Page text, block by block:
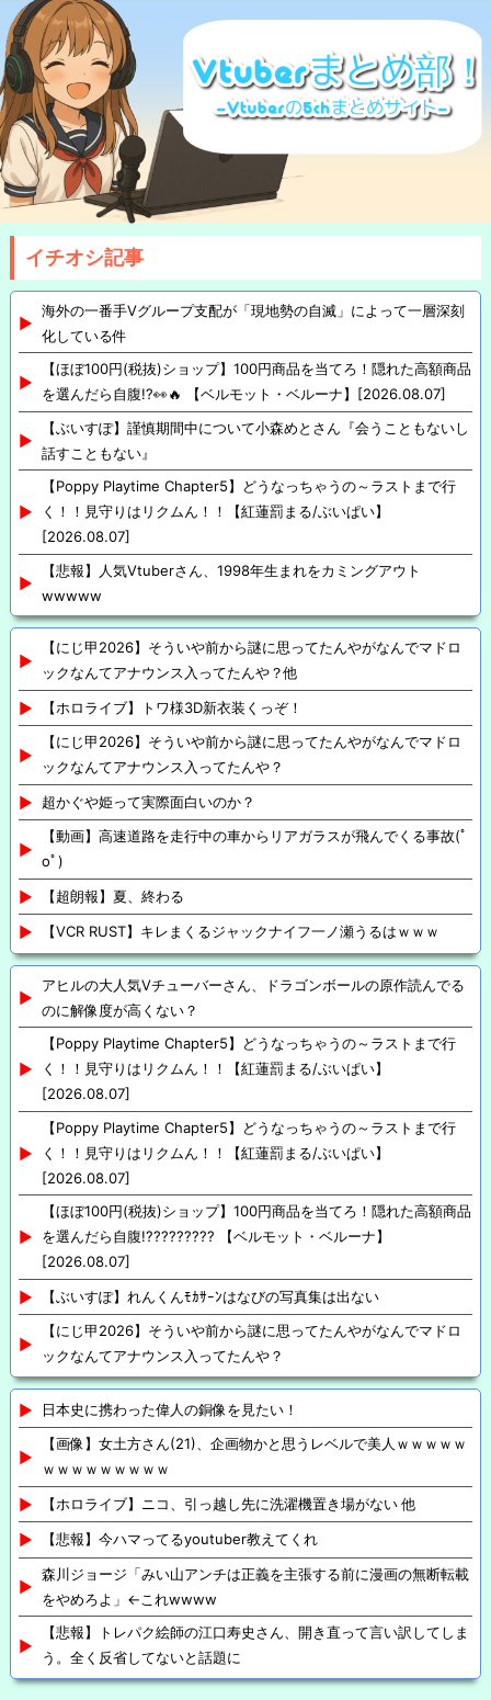
イチオシ記事
海外の一番手Vグループ支配が「現地勢の自滅」によって一層深刻
化している件
【ほぼ100円(税抜)ショップ】100円商品を当てろ！隠れた高額商品
を選んだら自腹!?👀🔥 【ベルモット・ベルーナ】[2026.08.07]
【ぶいすぽ】謹慎期間中について小森めとさん『会うこともないし
話すこともない』
【Poppy Playtime Chapter5】どうなっちゃうの～ラストまで行
く！！見守りはリクムん！！【紅蓮罰まる/ぶいぱい】
[2026.08.07]
【悲報】人気Vtuberさん、1998年生まれをカミングアウト
wwwww
【にじ甲2026】そういや前から謎に思ってたんやがなんでマドロ
ックなんてアナウンス入ってたんや？他
【ホロライブ】トワ様3D新衣装くっぞ！
【にじ甲2026】そういや前から謎に思ってたんやがなんでマドロ
ックなんてアナウンス入ってたんや？
超かぐや姫って実際面白いのか？
【動画】高速道路を走行中の車からリアガラスが飛んでくる事故(ﾟ
oﾟ)
【超朗報】夏、終わる
【VCR RUST】キレまくるジャックナイフ一ノ瀬うるはｗｗｗ
アヒルの大人気Vチューバーさん、ドラゴンボールの原作読んでる
のに解像度が高くない？
【Poppy Playtime Chapter5】どうなっちゃうの～ラストまで行
く！！見守りはリクムん！！【紅蓮罰まる/ぶいぱい】
[2026.08.07]
【Poppy Playtime Chapter5】どうなっちゃうの～ラストまで行
く！！見守りはリクムん！！【紅蓮罰まる/ぶいぱい】
[2026.08.07]
【ほぼ100円(税抜)ショップ】100円商品を当てろ！隠れた高額商品
を選んだら自腹!????????? 【ベルモット・ベルーナ】
[2026.08.07]
【ぶいすぽ】れんくんﾓｶｻｰﾝはなびの写真集は出ない
【にじ甲2026】そういや前から謎に思ってたんやがなんでマドロ
ックなんてアナウンス入ってたんや？
日本史に携わった偉人の銅像を見たい！
【画像】女土方さん(21)、企画物かと思うレベルで美人ｗｗｗｗｗ
ｗｗｗｗｗｗｗｗｗ
【ホロライブ】ニコ、引っ越し先に洗濯機置き場がない 他
【悲報】今ハマってるyoutuber教えてくれ
森川ジョージ「みい山アンチは正義を主張する前に漫画の無断転載
をやめろよ」←これwwww
【悲報】トレパク絵師の江口寿史さん、開き直って言い訳してしま
う。全く反省してないと話題に